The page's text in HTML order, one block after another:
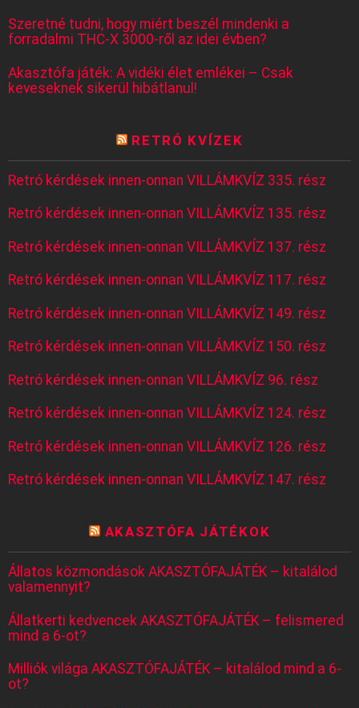
Szeretné tudni, hogy miért beszél mindenki a
forradalmi THC-X 3000-ről az idei évben?
Akasztófa játék: A vidéki élet emlékei – Csak
keveseknek sikerül hibátlanul!
RETRÓ KVÍZEK
Retró kérdések innen-onnan VILLÁMKVÍZ 335. rész
Retró kérdések innen-onnan VILLÁMKVÍZ 135. rész
Retró kérdések innen-onnan VILLÁMKVÍZ 137. rész
Retró kérdések innen-onnan VILLÁMKVÍZ 117. rész
Retró kérdések innen-onnan VILLÁMKVÍZ 149. rész
Retró kérdések innen-onnan VILLÁMKVÍZ 150. rész
Retró kérdések innen-onnan VILLÁMKVÍZ 96. rész
Retró kérdések innen-onnan VILLÁMKVÍZ 124. rész
Retró kérdések innen-onnan VILLÁMKVÍZ 126. rész
Retró kérdések innen-onnan VILLÁMKVÍZ 147. rész
AKASZTÓFA JÁTÉKOK
Állatos közmondások AKASZTÓFAJÁTÉK – kitalálod
valamennyit?
Állatkerti kedvencek AKASZTÓFAJÁTÉK – felismered
mind a 6-ot?
Milliók világa AKASZTÓFAJÁTÉK – kitalálod mind a 6-
ot?